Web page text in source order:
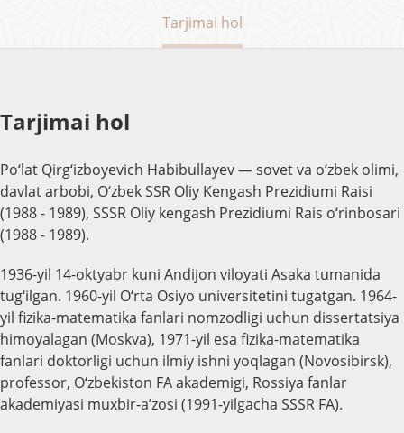
Tarjimai hol
Tarjimai hol
Po‘lat Qirg‘izboyevich Habibullayev — sovet va o‘zbek olimi,
davlat arbobi, O‘zbek SSR Oliy Kengash Prezidiumi Raisi
(1988 - 1989), SSSR Oliy kengash Prezidiumi Rais o‘rinbosari
(1988 - 1989).
1936-yil 14-oktyabr kuni Andijon viloyati Asaka tumanida
tug‘ilgan. 1960-yil O‘rta Osiyo universitetini tugatgan. 1964-
yil fizika-matematika fanlari nomzodligi uchun dissertatsiya
himoyalagan (Moskva), 1971-yil esa fizika-matematika
fanlari doktorligi uchun ilmiy ishni yoqlagan (Novosibirsk),
professor, O‘zbekiston FA akademigi, Rossiya fanlar
akademiyasi muxbir-a’zosi (1991-yilgacha SSSR FA).